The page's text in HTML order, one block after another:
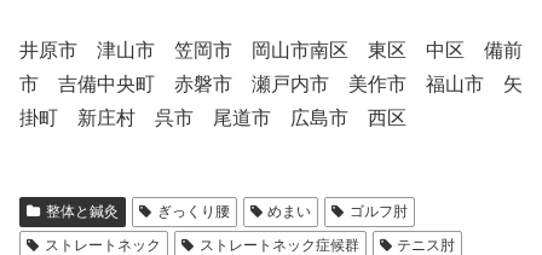
井原市 津山市 笠岡市 岡山市南区 東区 中区 備前
市 吉備中央町 赤磐市 瀬戸内市 美作市 福山市 矢
掛町 新庄村 呉市 尾道市 広島市 西区
整体と鍼灸 ぎっくり腰 めまい
ゴルフ肘
ストレートネック
ストレートネック症候群
テニス肘